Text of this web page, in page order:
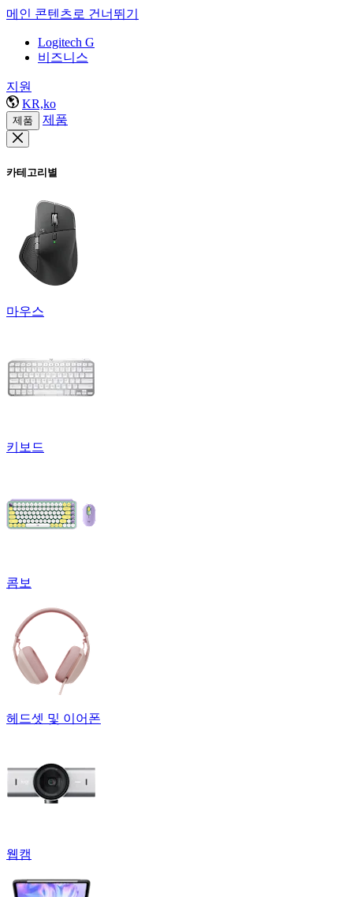
메인 콘텐츠로 건너뛰기
Logitech G
비즈니스
지원
KR,ko
제품 제품
카테고리별
마우스
키보드
콤보
헤드셋 및 이어폰
웹캠